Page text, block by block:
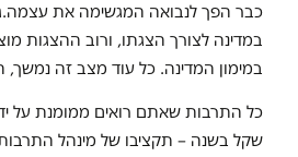
כבר הפך לנבואה המגשימה את
במדינה לצורך הצגתו, ורוב ההצגות
במימון המדינה. כל עוד מצב זה נמשך,
שקל בשנה – תקציבו של מינהל